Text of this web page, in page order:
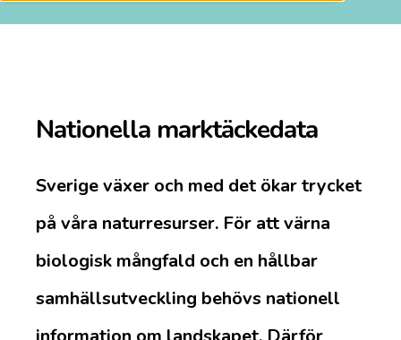
Nationella marktäckedata
Sverige växer och med det ökar trycket
på våra naturresurser. För att värna
biologisk mångfald och en hållbar
samhällsutveckling behövs nationell